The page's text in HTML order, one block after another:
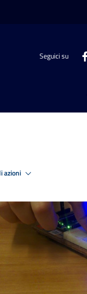
Seguici su
azioni